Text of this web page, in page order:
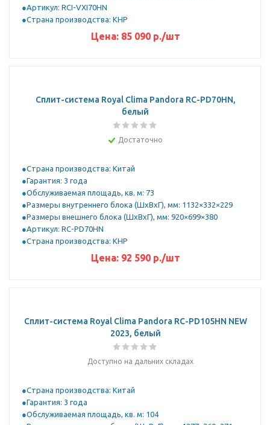
Артикул: RCI-VXI70HN
Страна производства: КНР
Цена: 85 090р./шт
Сплит-система Royal Clima Pandora RC-PD70HN,
белый
Достаточно
Страна производства: Китай
Гарантия: 3 года
Обслуживаемая площадь, кв. м: 73
Размеры внутреннего блока (ШхВхГ), мм: 1132×332×229
Размеры внешнего блока (ШхВхГ), мм: 920×699×380
Артикул: RC-PD70HN
Страна производства: КНР
Цена: 92 590р./шт
Сплит-система Royal Clima Pandora RC-PD105HN NEW
2023, белый
Доступно на дальних складах
Страна производства: Китай
Гарантия: 3 года
Обслуживаемая площадь, кв. м: 104